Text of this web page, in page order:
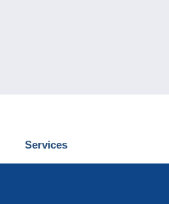
Services
Découvrir Delcampe